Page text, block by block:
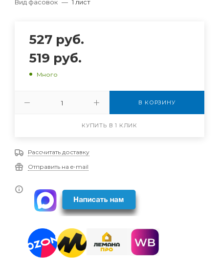
Вид фасовок — 1 лист
527 руб.
519 руб.
Много
В КОРЗИНУ
КУПИТЬ В 1 КЛИК
Рассчитать доставку
Отправить на e-mail